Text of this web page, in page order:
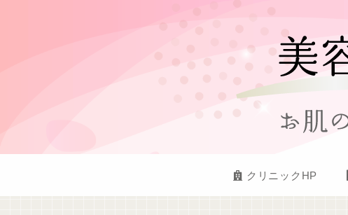
クリニックHP